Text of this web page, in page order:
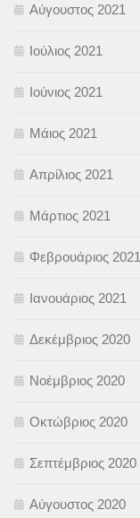
Αύγουστος 2021
Ιούλιος 2021
Ιούνιος 2021
Μάιος 2021
Απρίλιος 2021
Μάρτιος 2021
Φεβρουάριος 2021
Ιανουάριος 2021
Δεκέμβριος 2020
Νοέμβριος 2020
Οκτώβριος 2020
Σεπτέμβριος 2020
Αύγουστος 2020